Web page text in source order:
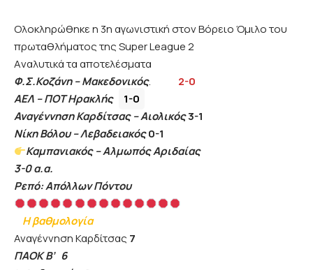
Ολοκληρώθηκε η 3η αγωνιστική στον Βόρειο Όμιλο του
πρωταθλήματος της Super League 2
Aναλυτικά τα αποτελέσματα
Φ.Σ.Κοζάνη – Μακεδονικός.
2-0
ΑΕΛ – ΠΟΤ Ηρακλής
1-0
Αναγέννηση Καρδίτσας – Αιολικός3-1
Νίκη Βόλου – Λεβαδειακός0-1
Καμπανιακός – Αλμωπός Αριδαίας
3-0 α.α.
Ρεπό: Απόλλων Πόντου
Η βαθμολογία
Αναγέννηση Καρδίτσας 7
ΠΑΟΚ Β’ 6